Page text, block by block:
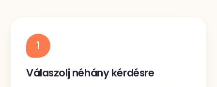
1
Válaszolj néhány kérdésre